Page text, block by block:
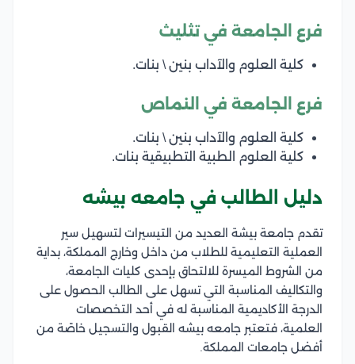
فرع الجامعة في تثليث
كلية العلوم والآداب بنين \ بنات.
فرع الجامعة في النماص
كلية العلوم والآداب بنين \ بنات.
كلية العلوم الطبية التطبيقية بنات.
دليل الطالب في جامعه بيشه
تقدم جامعة بيشة العديد من التيسيرات لتسهيل سير
العملية التعليمية للطلاب من داخل وخارج المملكة، بداية
من الشروط الميسرة للالتحاق بإحدى كليات الجامعة،
والتكاليف المناسبة التي تسهل على الطالب الحصول على
الدرجة الأكاديمية المناسبة له في أحد التخصصات
العلمية، فتعتبر جامعه بيشه القبول والتسجيل خاصًة من
أفضل جامعات المملكة.